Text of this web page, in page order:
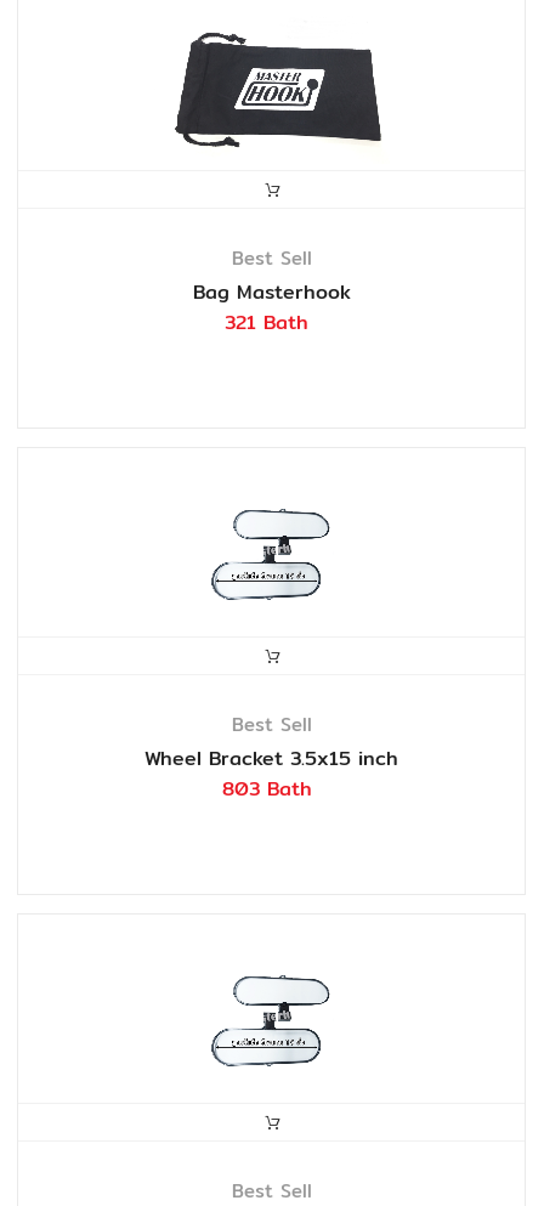
Best Sell
Bag Masterhook
321 Bath
Best Sell
Wheel Bracket 3.5x15 inch
803 Bath
Best Sell